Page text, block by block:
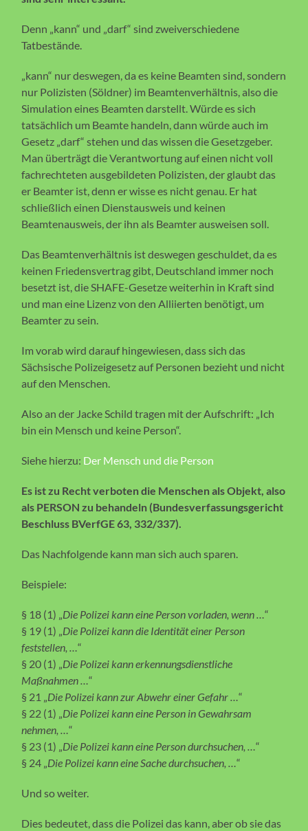
Denn „kann“ und „darf“ sind zweiverschiedene
Tatbestände.
„kann“ nur deswegen, da es keine Beamten sind, sondern
nur Polizisten (Söldner) im Beamtenverhältnis, also die
Simulation eines Beamten darstellt. Würde es sich
tatsächlich um Beamte handeln, dann würde auch im
Gesetz „darf“ stehen und das wissen die Gesetzgeber.
Man überträgt die Verantwortung auf einen nicht voll
fachrechteten ausgebildeten Polizisten, der glaubt das
er Beamter ist, denn er wisse es nicht genau. Er hat
schließlich einen Dienstausweis und keinen
Beamtenausweis, der ihn als Beamter ausweisen soll.
Das Beamtenverhältnis ist deswegen geschuldet, da es
keinen Friedensvertrag gibt, Deutschland immer noch
besetzt ist, die SHAFE-Gesetze weiterhin in Kraft sind
und man eine Lizenz von den Alliierten benötigt, um
Beamter zu sein.
Im vorab wird darauf hingewiesen, dass sich das
Sächsische Polizeigesetz auf Personen bezieht und nicht
auf den Menschen.
Also an der Jacke Schild tragen mit der Aufschrift: „Ich
bin ein Mensch und keine Person“.
Siehe hierzu: Der Mensch und die Person
Es ist zu Recht verboten die Menschen als Objekt, also
als PERSON zu behandeln (Bundesverfassungsgericht
Beschluss BVerfGE 63, 332/337).
Das Nachfolgende kann man sich auch sparen.
Beispiele:
§ 18 (1) „Die Polizei kann eine Person vorladen, wenn …“
§ 19 (1) „Die Polizei kann die Identität einer Person
feststellen, …“
§ 20 (1) „Die Polizei kann erkennungsdienstliche
Maßnahmen …“
§ 21 „Die Polizei kann zur Abwehr einer Gefahr …“
§ 22 (1) „Die Polizei kann eine Person in Gewahrsam
nehmen, …“
§ 23 (1) „Die Polizei kann eine Person durchsuchen, …“
§ 24 „Die Polizei kann eine Sache durchsuchen, …“
Und so weiter.
Dies bedeutet, dass die Polizei das kann, aber ob sie das